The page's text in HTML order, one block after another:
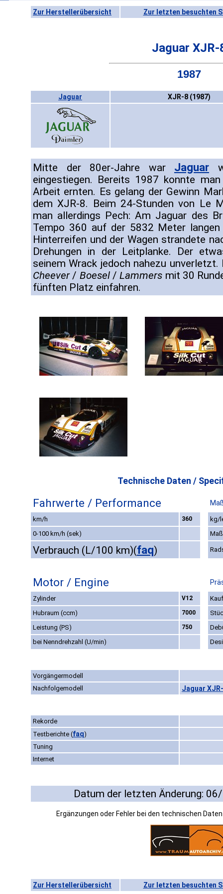
Zur Herstellerübersicht Zur letzten besuchten
Jaguar XJR-
1987
Jaguar XJR-8 (1987)
Mitte der 80er-Jahre war Jaguar
eingestiegen. Bereits 1987 konnte
Arbeit ernten. Es gelang der Gewinn
dem XJR-8. Beim 24-Stunden von Le
man allerdings Pech: Am Jaguar des
Tempo 360 auf der 5832 Meter langen
Hinterreifen und der Wagen strandete
Drehungen in der Leitplanke. Der
seinem Wrack jedoch nahezu
Cheever/ Boesel/Lammers mit 30
fünften Platz einfahren.
Technische Daten /
Fahrwerte / Performance
km/h 360
kg/
0-100 km/h (sek)
Verbrauch (L/100 km)(faq)
Motor / Engine
Zylinder V12
Hubraum (ccm)
7000
Leistung (PS)
750
bei Nenndrehzahl (U/min)
Vorgängermodell
Nachfolgemodell
Jaguar
Rekorde
Testberichte (faq)
Tuning
Internet
Datum der letzten Änderung:
Ergänzungen oder Fehler bei den technischen
Zur Herstellerübersicht Zur letzten besuchten